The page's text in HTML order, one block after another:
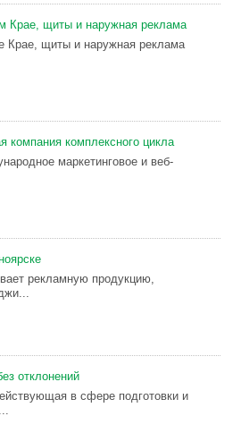
Крае, щиты и наружная реклама
Крае, щиты и наружная реклама
компания комплексного цикла
маркетинговое и веб-
рекламную продукцию,
отклонений
в сфере подготовки и